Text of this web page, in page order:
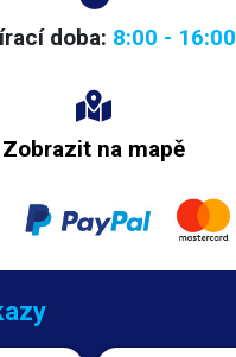
dílen a laboratoří.
doba: 8:00 - 16:00
Zobrazit na mapě